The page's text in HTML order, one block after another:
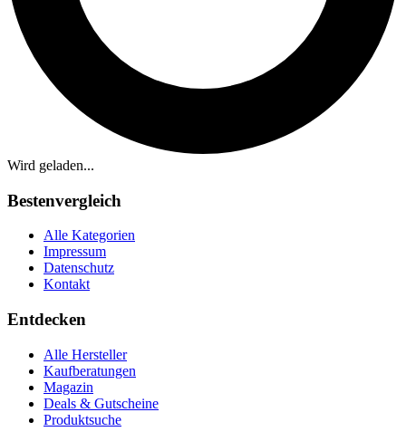
Wird geladen...
Bestenvergleich
Alle Kategorien
Impressum
Datenschutz
Kontakt
Entdecken
Alle Hersteller
Kaufberatungen
Magazin
Deals & Gutscheine
Produktsuche